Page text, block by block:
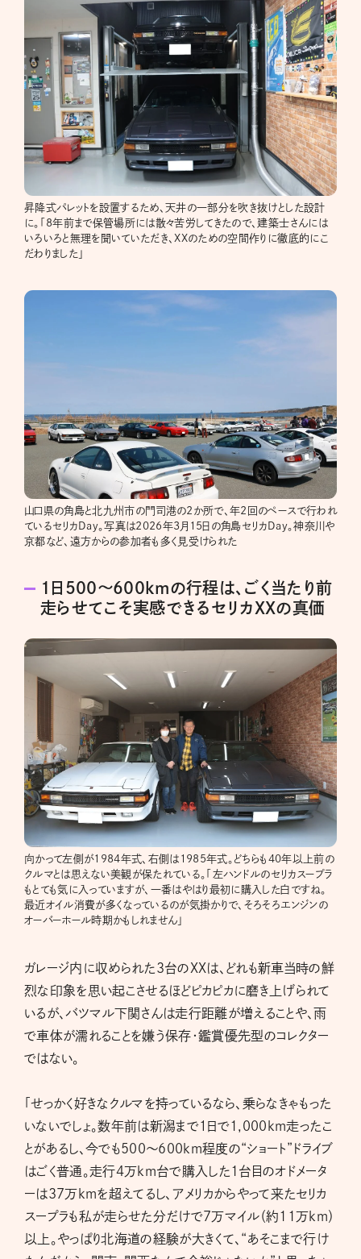
昇降式パレットを設置するため、天井の一部分を吹き抜けとした設計
に。「8年前まで保管場所には散々苦労してきたので、建築士さんには
いろいろと無理を聞いていただき、XXのための空間作りに徹底的にこ
だわりました」
山口県の角島と北九州市の門司港の2か所で、年2回のペースで行われ
ているセリカDay。写真は2026年3月15日の角島セリカDay。神奈川や
京都など、遠方からの参加者も多く見受けられた
1日500〜600kmの行程は、ごく当たり前
走らせてこそ実感できるセリカXXの真価
向かって左側が1984年式、右側は1985年式。どちらも40年以上前の
クルマとは思えない美観が保たれている。「左ハンドルのセリカスープラ
もとても気に入っていますが、一番はやはり最初に購入した白ですね。
最近オイル消費が多くなっているのが気掛かりで、そろそろエンジンの
オーバーホール時期かもしれません」
ガレージ内に収められた3台のXXは、どれも新車当時の鮮
烈な印象を思い起こさせるほどピカピカに磨き上げられて
いるが、バツマル下関さんは走行距離が増えることや、雨
で車体が濡れることを嫌う保存・鑑賞優先型のコレクター
ではない。
「せっかく好きなクルマを持っているなら、乗らなきゃもった
いないでしょ。数年前は新潟まで１日で1,000km走ったこ
とがあるし、今でも500〜600km程度の“ショート”ドライブ
はごく普通。走行4万km台で購入した1台目のオドメータ
ーは37万kmを超えてるし、アメリカからやって来たセリカ
スープラも私が走らせた分だけで7万マイル（約11万km）
以上。やっぱり北海道の経験が大きくて、“あそこまで行け